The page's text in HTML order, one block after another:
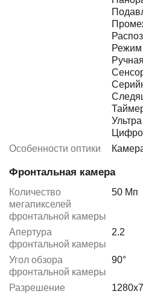
Особенности оптики
Фронтальная камера
Количество
мегапикселей
фронтальной камеры
50 Мп
Апертура
фронтальной камеры
2.2
Угол обзора
фронтальной камеры
90°
Разрешение